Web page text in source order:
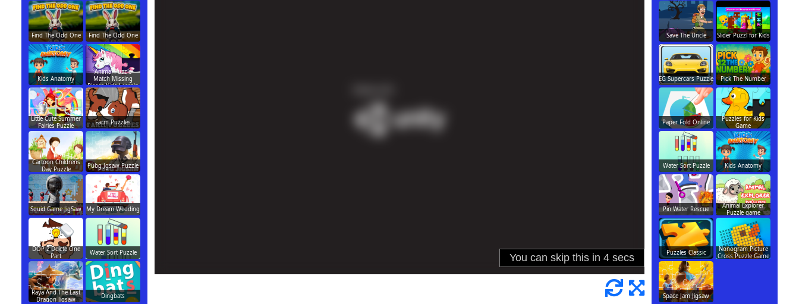
Find The Odd One Find The Odd One
Kids Anatomy
Animal Puzzle
Match Missing
Pieces Kids Learnin
Little Cute Summer
Fairies Puzzle
Farm Puzzles
Cartoon Childrens
Day Puzzle
Pubg Jgsaw Puzzle
Squid Game JigSaw My Dream Wedding
DOP 2 Delete One
Part
Water Sort Puzzle
Raya And The Last
Dragon Jigsaw
Dingbats
Save The Uncle Slider Puzzl for Kids
EG Supercars Puzzle Pick The Number
Paper Fold Online
Puzzles for Kids
Game
Water Sort Puzzle Kids Anatomy
Pin Water Rescue
Animal Explorer
Puzzle game
Puzzles Classic
Nonogram Picture
Cross Puzzle Game
Space Jam Jigsaw